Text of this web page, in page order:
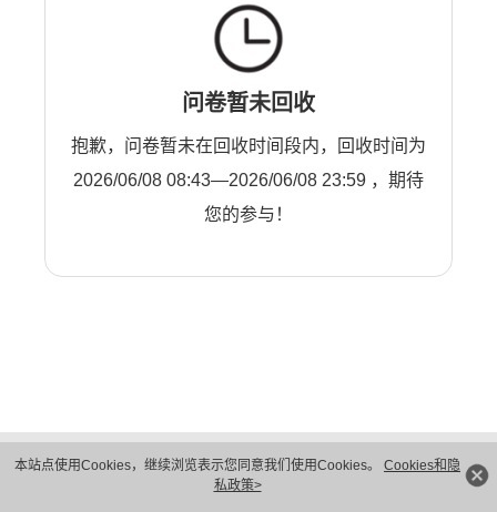
本站点使用Cookies，继续浏览表示您同意我们使用Cookies。 Cookies和隐
私政策>
问卷暂未回收
抱歉，问卷暂未在回收时间段内，回收时间为
2026/06/08 08:43—2026/06/08 23:59 ，期待
您的参与！
隐私保护
法律声明